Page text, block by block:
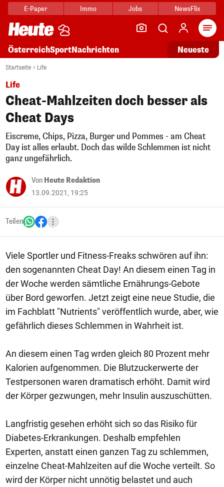
E-Paper Immo Jobs NewsFlix
ÖsterreichSportNachrichten Neueste
Startseite Life
Life
Cheat-Mahlzeiten doch besser als
Cheat Days
Eiscreme, Chips, Pizza, Burger und Pommes - am Cheat
Day ist alles erlaubt. Doch das wilde Schlemmen ist nicht
ganz ungefährlich.
Von Heute Redaktion
13.09.2021, 19:25
Teilen
Viele Sportler und Fitness-Freaks schwören auf ihn:
den sogenannten Cheat Day! An diesem einen Tag in
der Woche werden sämtliche Ernährungs-Gebote
über Bord geworfen. Jetzt zeigt eine neue Studie, die
im Fachblatt "Nutrients" veröffentlich wurde, aber, wie
gefährlich dieses Schlemmen in Wahrheit ist.
An diesem einen Tag wrden gleich 80 Prozent mehr
Kalorien aufgenommen. Die Blutzuckerwerte der
Testpersonen waren dramatisch erhöht. Damit wird
der Körper gezwungen, mehr Insulin auszuschütten.
Langfristig gesehen erhöht sich so das Risiko für
Diabetes-Erkrankungen. Deshalb empfehlen
Experten, anstatt einen ganzen Tag zu schlemmen,
einzelne Cheat-Mahlzeiten auf die Woche verteilt. So
wird der Körper nicht unnötig belastet und auch